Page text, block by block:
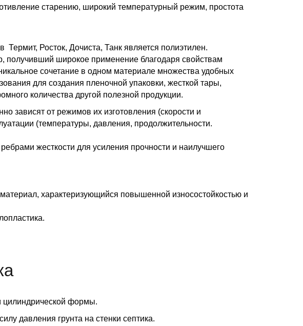
старению, широкий температурный режим, простота
Росток, Дочиста, Танк является полиэтилен.
получивший широкое применение благодаря свойствам
сочетание в одном материале множества удобных
для создания пленочной упаковки, жесткой тары,
количества другой полезной продукции.
зависят от режимов их изготовления (скорости и
(температуры, давления, продолжительности.
жесткости для усиления прочности и наилучшего
характеризующийся повышенной износостойкостью и
цилиндрической формы.
давления грунта на стенки септика.